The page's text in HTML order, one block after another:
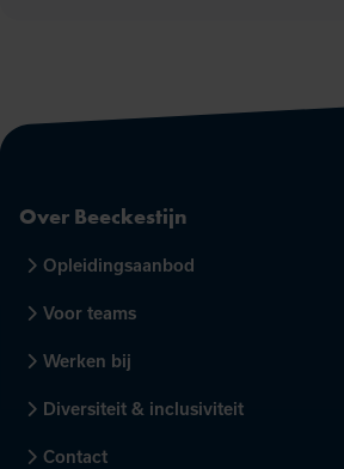
Over Beeckestijn
Opleidingsaanbod
Voor teams
Werken bij
Diversiteit & inclusiviteit
Contact